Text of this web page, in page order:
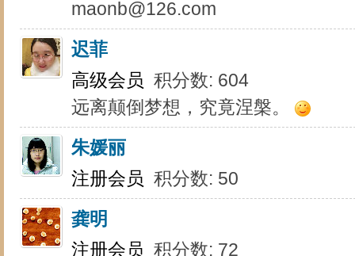
maonb@126.com
迟菲
高级会员 积分数: 604
远离颠倒梦想，究竟涅槃。
朱媛丽
注册会员 积分数: 50
龚明
注册会员 积分数: 72